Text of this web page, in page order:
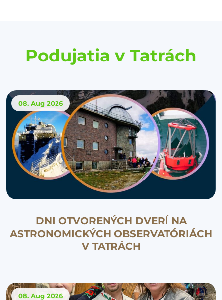
Podujatia v Tatrách
08. Aug 2026
DNI OTVORENÝCH DVERÍ NA
ASTRONOMICKÝCH OBSERVATÓRIÁCH
V TATRÁCH
08. Aug 2026